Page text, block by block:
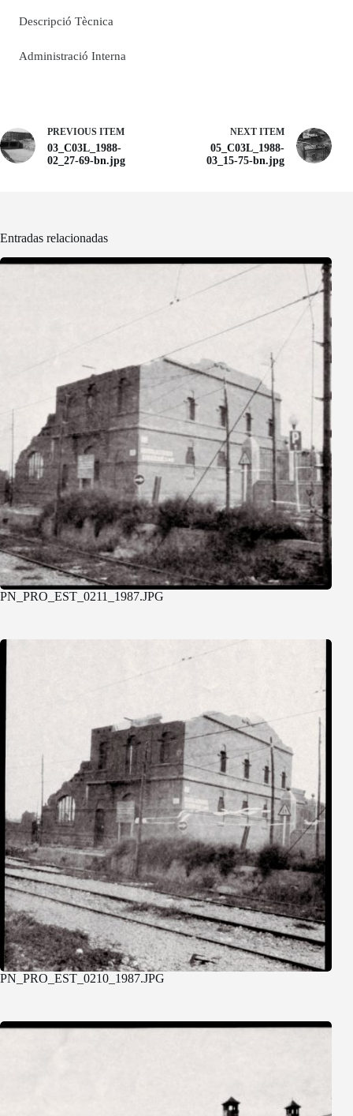
Descripció Tècnica
Administració Interna
PREVIOUS ITEM
03_C03L_1988-
02_27-69-bn.jpg
NEXT ITEM
05_C03L_1988-
03_15-75-bn.jpg
Entradas relacionadas
PN_PRO_EST_0211_1987.JPG
PN_PRO_EST_0210_1987.JPG